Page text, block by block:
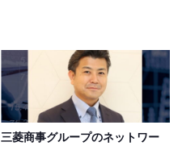
三菱商事グループのネットワー